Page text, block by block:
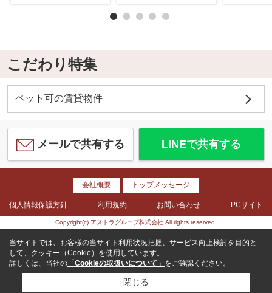
こだわり特集
ペット可の賃貸物件
メールで共有する LINEで共有する
会社概要 トップメッセージ
個人情報保護方針 利用規約 お問い合わせ PCサイト
Copyright(c) アストラグループ株式会社 All rights reserved.
当サイトでは、お客様の当サイト利用状況把握、サービス向上検討を目的と
して、クッキー（Cookie）を使用しています。
詳しくは、当社の 「Cookieの取扱いについて」 をご確認ください。
閉じる